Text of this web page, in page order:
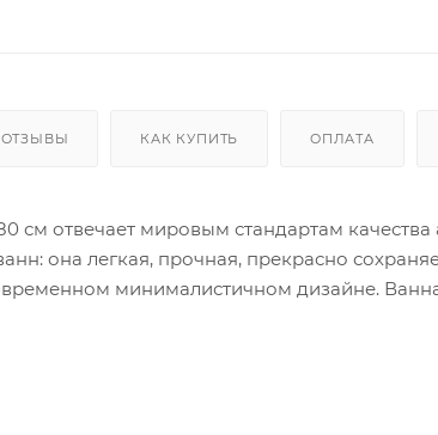
ОТЗЫВЫ КАК КУПИТЬ ОПЛАТА
см отвечает мировым стандартам
она легкая, прочная, прекрасно
минималистичном дизайне.